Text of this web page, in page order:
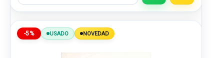
-5% USADO NOVEDAD